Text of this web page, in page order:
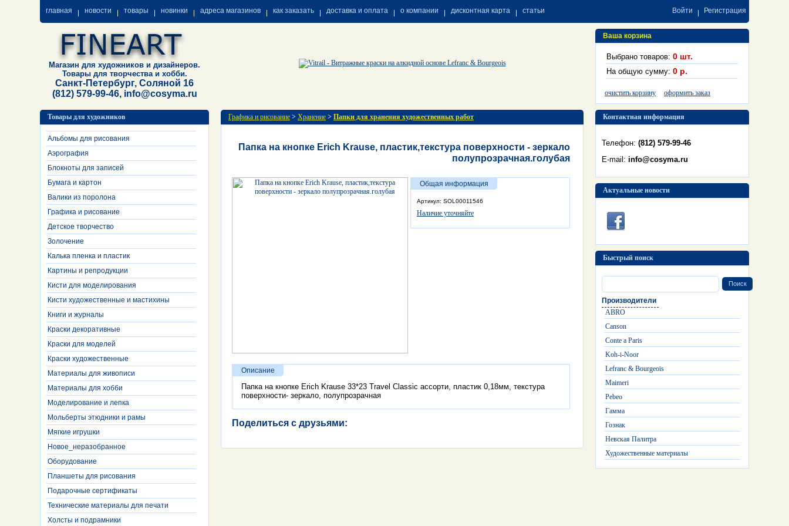
главная новости товары новинки адреса магазинов как заказать доставка и оплата о компании дисконтная карта статьи Войти Регистрация
Магазин для художников и дизайнеров.
Товары для творчества и хобби.
Санкт-Петербург, Соляной 16
(812) 579-99-46, info@cosyma.ru
Ваша корзина
Выбрано товаров: 0 шт.
На общую сумму: 0 р.
очистить корзину оформить заказ
Товары для художников
Альбомы для рисования
Аэрография
Блокноты для записей
Бумага и картон
Валики из поролона
Графика и рисование
Детское творчество
Золочение
Калька пленка и пластик
Картины и репродукции
Кисти для моделирования
Кисти художественные и мастихины
Книги и журналы
Краски декоративные
Краски для моделей
Краски художественные
Материалы для живописи
Материалы для хобби
Моделирование и лепка
Мольберты этюдники и рамы
Мягкие игрушки
Новое_неразобранное
Оборудование
Планшеты для рисования
Подарочные сертификаты
Технические материалы для печати
Холсты и подрамники
Графика и рисование > Хранение > Папки для хранения художественных работ
Папка на кнопке Erich Krause, пластик,текстура поверхности - зеркало
полупрозрачная.голубая
Общая информация
Артикул: SOL00011546
Наличие уточняйте
Описание
Папка на кнопке Erich Krause 33*23 Travel Classic ассорти, пластик 0,18мм, текстура
поверхности- зеркало, полупрозрачная
Поделиться с друзьями:
Контактная информация
Телефон: (812) 579-99-46
E-mail: info@cosyma.ru
Актуальные новости
Быстрый поиск
Производители
ABRO
Canson
Conte a Paris
Koh-i-Noor
Lefranc & Bourgeois
Maimeri
Pebeo
Гамма
Гознак
Невская Палитра
Художественные материалы